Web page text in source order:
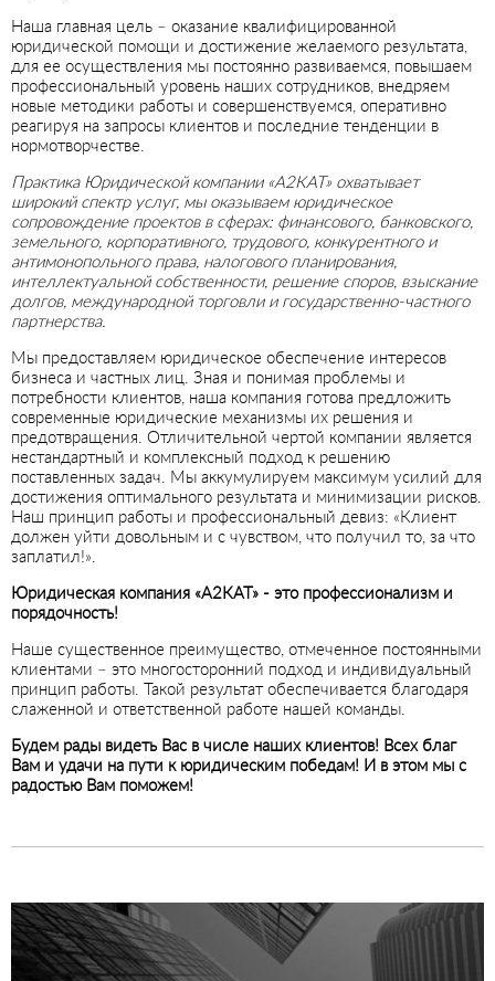
Наша главная цель – оказание квалифицированной
юридической помощи и достижение желаемого результата,
для ее осуществления мы постоянно развиваемся, повышаем
профессиональный уровень наших сотрудников, внедряем
новые методики работы и совершенствуемся, оперативно
реагируя на запросы клиентов и последние тенденции в
нормотворчестве.
Практика Юридической компании «А2КАТ» охватывает
широкий спектр услуг, мы оказываем юридическое
сопровождение проектов в сферах: финансового, банковского,
земельного, корпоративного, трудового, конкурентного и
антимонопольного права, налогового планирования,
интеллектуальной собственности, решение споров, взыскание
долгов, международной торговли и государственно-частного
партнерства.
Мы предоставляем юридическое обеспечение интересов
бизнеса и частных лиц. Зная и понимая проблемы и
потребности клиентов, наша компания готова предложить
современные юридические механизмы их решения и
предотвращения. Отличительной чертой компании является
нестандартный и комплексный подход к решению
поставленных задач. Мы аккумулируем максимум усилий для
достижения оптимального результата и минимизации рисков.
Наш принцип работы и профессиональный девиз: «Клиент
должен уйти довольным и с чувством, что получил то, за что
заплатил!».
Юридическая компания «А2КАТ» - это профессионализм и
порядочность!
Наше существенное преимущество, отмеченное постоянными
клиентами – это многосторонний подход и индивидуальный
принцип работы. Такой результат обеспечивается благодаря
слаженной и ответственной работе нашей команды.
Будем рады видеть Вас в числе наших клиентов! Всех благ
Вам и удачи на пути к юридическим победам! И в этом мы с
радостью Вам поможем!